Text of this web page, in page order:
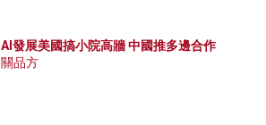
AI發展美國搞小院高牆 中國推多邊合作
關品方